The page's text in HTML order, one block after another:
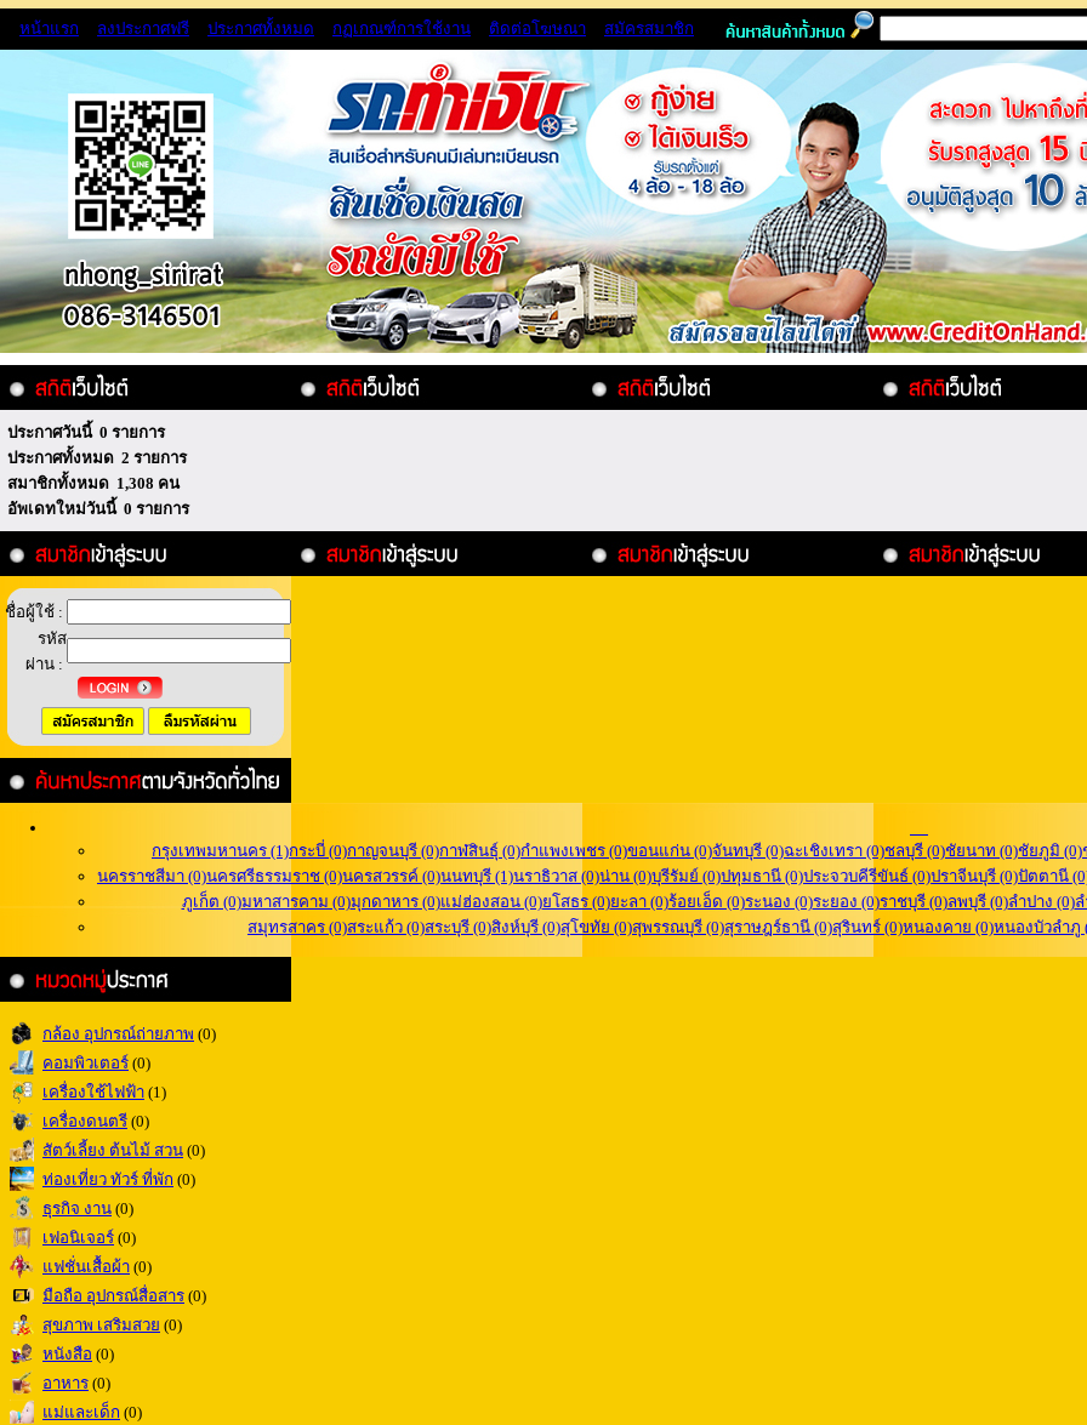
หน้าแรก ลงประกาศฟรี ประกาศทั้งหมด กฏเกณฑ์การใช้งาน ติดต่อโฆษณา สมัครสมาชิก
ประกาศวันนี้ 0 รายการ
ประกาศทั้งหมด 2 รายการ
สมาชิกทั้งหมด 1,308 คน
อัพเดทใหม่วันนี้ 0 รายการ
ชื่อผู้ใช้ :
รหัส
ผ่าน :
กรุงเทพมหานคร (1)กระบี่ (0)กาญจนบุรี (0)กาฬสินธุ์ (0)กำแพงเพชร (0)ขอนแก่น (0)จันทบุรี (0)ฉะเชิงเทรา (0)ชลบุรี (0)ชัยนาท (0)ชัยภูมิ (0)
นครราชสีมา (0)นครศรีธรรมราช (0)นครสวรรค์ (0)นนทบุรี (1)นราธิวาส (0)น่าน (0)บุรีรัมย์ (0)ปทุมธานี (0)ประจวบคีรีขันธ์ (0)ปราจีนบุรี (0)ปัตตานี
ภูเก็ต (0)มหาสารคาม (0)มุกดาหาร (0)แม่ฮ่องสอน (0)ยโสธร (0)ยะลา (0)ร้อยเอ็ด (0)ระนอง (0)ระยอง (0)ราชบุรี (0)ลพบุรี (0)ลำปาง (0)ล
สมุทรสาคร (0)สระแก้ว (0)สระบุรี (0)สิงห์บุรี (0)สุโขทัย (0)สุพรรณบุรี (0)สุราษฎร์ธานี (0)สุรินทร์ (0)หนองคาย (0)หนองบัวลำภู
กล้อง อุปกรณ์ถ่ายภาพ (0)
คอมพิวเตอร์ (0)
เครื่องใช้ไฟฟ้า (1)
เครื่องดนตรี (0)
สัตว์เลี้ยง ต้นไม้ สวน (0)
ท่องเที่ยว ทัวร์ ที่พัก (0)
ธุรกิจ งาน (0)
เฟอนิเจอร์ (0)
แฟชั่นเสื้อผ้า (0)
มือถือ อุปกรณ์สื่อสาร (0)
สุขภาพ เสริมสวย (0)
หนังสือ (0)
อาหาร (0)
แม่และเด็ก (0)